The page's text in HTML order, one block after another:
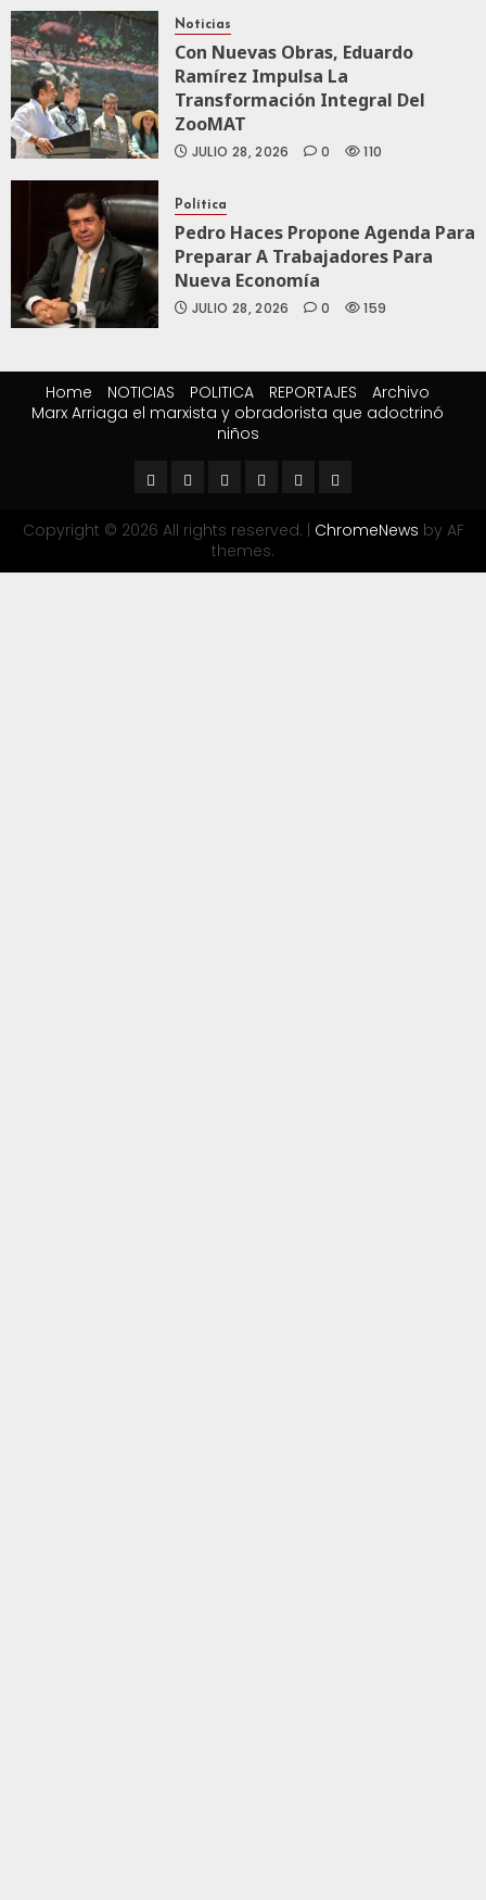
Noticias
Con Nuevas Obras, Eduardo
Ramírez Impulsa La
Transformación Integral Del
ZooMAT
JULIO 28, 2026 0 110
Política
Pedro Haces Propone Agenda Para
Preparar A Trabajadores Para
Nueva Economía
JULIO 28, 2026 0 159
Home NOTICIAS POLITICA REPORTAJES
Archivo
Marx Arriaga el marxista y obradorista que adoctrinó
niños
Copyright © 2026 All rights reserved. ChromeNews by AF
themes.